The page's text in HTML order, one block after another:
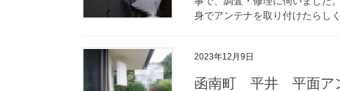
身でアンテナを取り付けたらし
2023年12月9日
函南町 平井 平面ア